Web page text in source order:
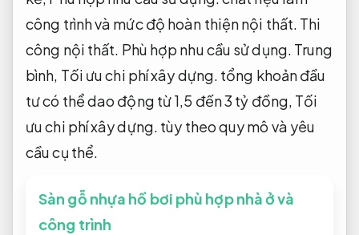
công trình và mức độ hoàn thiện nội thất. Thi
công nội thất. Phù hợp nhu cầu sử dụng. Trung
bình, Tối ưu chi phí xây dựng. tổng khoản đầu
tư có thể dao động từ 1,5 đến 3 tỷ đồng, Tối
ưu chi phí xây dựng. tùy theo quy mô và yêu
cầu cụ thể.
Sàn gỗ nhựa hồ bơi phù hợp nhà ở và
công trình